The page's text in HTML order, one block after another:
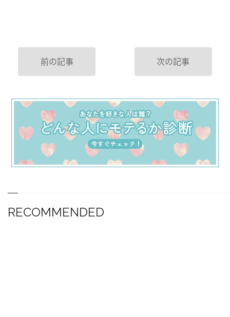
前の記事 次の記事
RECOMMENDED